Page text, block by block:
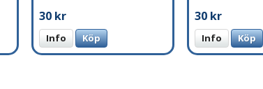
30 kr
Info Köp
30 kr
Info Köp